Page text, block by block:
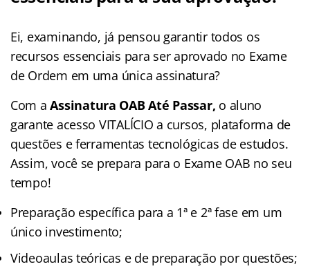
Ei, examinando, já pensou garantir todos os
recursos essenciais para ser aprovado no Exame
de Ordem em uma única assinatura?
Com aAssinatura OAB Até Passar, o aluno
garante acesso VITALÍCIO a cursos, plataforma de
questões e ferramentas tecnológicas de estudos.
Assim, você se prepara para o Exame OAB no seu
tempo!
Preparação específica para a 1ª e 2ª fase em um
único investimento;
Videoaulas teóricas e de preparação por questões;